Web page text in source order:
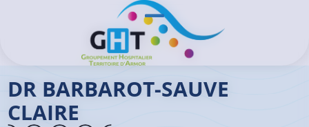
Ouvrir/Fermer le menu
>Dr BARBAROT-SAUVE Claire
DR BARBAROT-SAUVE
CLAIRE
Panneau de gestion des cookies